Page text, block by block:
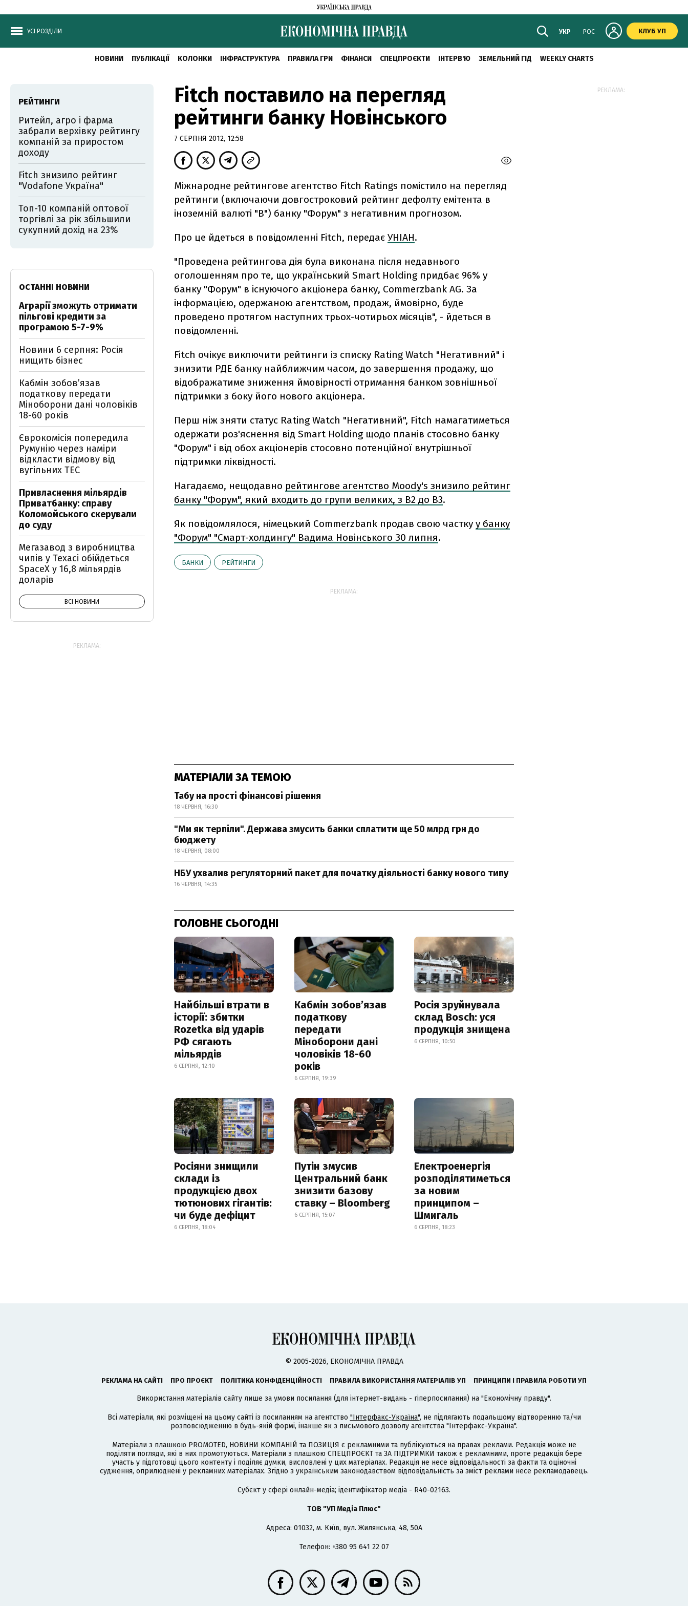
УСІ РОЗДІЛИ УКР РОС КЛУБ УП
НОВИНИ ПУБЛІКАЦІЇ КОЛОНКИ ІНФРАСТРУКТУРА ПРАВИЛА ГРИ ФІНАНСИ СПЕЦПРОЄКТИ ІНТЕРВ'Ю ЗЕМЕЛЬНИЙ ГІД WEEKLY CHARTS
Fitch поставило на перегляд
рейтинги банку Новінського
7 СЕРПНЯ 2012, 12:58
Міжнародне рейтингове агентство Fitch Ratings помістило на перегляд
рейтинги (включаючи довгостроковий рейтинг дефолту емітента в
іноземній валюті "B") банку "Форум" з негативним прогнозом.
Про це йдеться в повідомленні Fitch, передає УНІАН.
"Проведена рейтингова дія була виконана після недавнього
оголошенням про те, що український Smart Holding придбає 96% у
банку "Форум" в існуючого акціонера банку, Commerzbank AG. За
інформацією, одержаною агентством, продаж, ймовірно, буде
проведено протягом наступних трьох-чотирьох місяців", - йдеться в
повідомленні.
Fitch очікує виключити рейтинги із списку Rating Watch "Негативний" і
знизити РДЕ банку найближчим часом, до завершення продажу, що
відображатиме зниження ймовірності отримання банком зовнішньої
підтримки з боку його нового акціонера.
Перш ніж зняти статус Rating Watch "Негативний", Fitch намагатиметься
одержати роз'яснення від Smart Holding щодо планів стосовно банку
"Форум" і від обох акціонерів стосовно потенційної внутрішньої
підтримки ліквідності.
Нагадаємо, нещодавно рейтингове агентство Moody's знизило рейтинг
банку "Форум", який входить до групи великих, з ​​В2 до В3.
Як повідомлялося, німецький Commerzbank продав свою частку у банку
"Форум" "Смарт-холдингу" Вадима Новінського З0 липня.
БАНКИ РЕЙТИНГИ
РЕКЛАМА:
МАТЕРІАЛИ ЗА ТЕМОЮ
Табу на прості фінансові рішення
18 ЧЕРВНЯ, 16:30
"Ми як терпіли". Держава змусить банки сплатити ще 50 млрд грн до
бюджету
18 ЧЕРВНЯ, 08:00
НБУ ухвалив регуляторний пакет для початку діяльності банку нового типу
16 ЧЕРВНЯ, 14:35
ГОЛОВНЕ СЬОГОДНІ
Найбільші втрати в
історії: збитки
Rozetka від ударів
РФ сягають
мільярдів
6 СЕРПНЯ, 12:10
Кабмін зобовʼязав
податкову
передати
Міноборони дані
чоловіків 18-60
років
6 СЕРПНЯ, 19:39
Росія зруйнувала
склад Bosch: уся
продукція знищена
6 СЕРПНЯ, 10:50
Росіяни знищили
склади із
продукцією двох
тютюнових гігантів:
чи буде дефіцит
6 СЕРПНЯ, 18:04
Путін змусив
Центральний банк
знизити базову
ставку – Bloomberg
6 СЕРПНЯ, 15:07
Електроенергія
розподілятиметься
за новим
принципом –
Шмигаль
6 СЕРПНЯ, 18:23
РЕЙТИНГИ
Ритейл, агро і фарма
забрали верхівку рейтингу
компаній за приростом
доходу
Fitch знизило рейтинг
"Vodafone Україна"
Топ-10 компаній оптової
торгівлі за рік збільшили
сукупний дохід на 23%
ОСТАННІ НОВИНИ
Аграрії зможуть отримати
пільгові кредити за
програмою 5-7-9%
Новини 6 серпня: Росія
нищить бізнес
Кабмін зобовʼязав
податкову передати
Міноборони дані чоловіків
18-60 років
Єврокомісія попередила
Румунію через наміри
відкласти відмову від
вугільних ТЕС
Привласнення мільярдів
Приватбанку: справу
Коломойського скерували
до суду
Мегазавод з виробництва
чипів у Техасі обійдеться
SpaceX у 16,8 мільярдів
доларів
ВСІ НОВИНИ
РЕКЛАМА:
РЕКЛАМА:
© 2005-2026, ЕКОНОМІЧНА ПРАВДА
РЕКЛАМА НА САЙТІ ПРО ПРОЄКТ ПОЛІТИКА КОНФІДЕНЦІЙНОСТІ ПРАВИЛА ВИКОРИСТАННЯ МАТЕРІАЛІВ УП ПРИНЦИПИ І ПРАВИЛА РОБОТИ УП
Використання матеріалів сайту лише за умови посилання (для інтернет-видань - гіперпосилання) на "Економічну правду".
Всі матеріали, які розміщені на цьому сайті із посиланням на агентство "Інтерфакс-Україна", не підлягають подальшому відтворенню та/чи
розповсюдженню в будь-якій формі, інакше як з письмового дозволу агентства "Інтерфакс-Україна".
Матеріали з плашкою PROMOTED, НОВИНИ КОМПАНІЙ та ПОЗИЦІЯ є рекламними та публікуються на правах реклами. Редакція може не
поділяти погляди, які в них промотуються. Матеріали з плашкою СПЕЦПРОЄКТ та ЗА ПІДТРИМКИ також є рекламними, проте редакція бере
участь у підготовці цього контенту і поділяє думки, висловлені у цих матеріалах. Редакція не несе відповідальності за факти та оціночні
судження, оприлюднені у рекламних матеріалах. Згідно з українським законодавством відповідальність за зміст реклами несе рекламодавець.
Cубєкт у сфері онлайн-медіа; ідентифікатор медіа - R40-02163.
ТОВ "УП Медіа Плюс"
Адреса: 01032, м. Київ, вул. Жилянська, 48, 50А
Телефон: +380 95 641 22 07